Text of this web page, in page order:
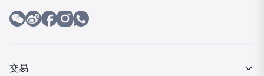
交易